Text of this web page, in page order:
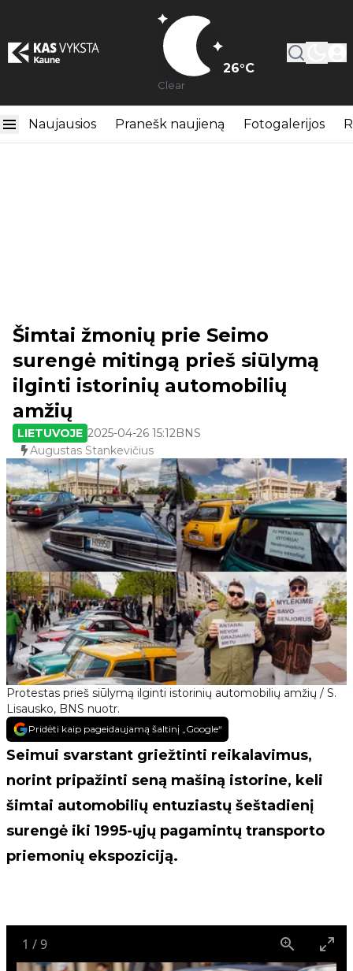
26°C
Clear
Naujausios Pranešk naujieną Fotogalerijos
Protestas prieš siūlymą ilginti istorinių automobilių amžių / S.
Lisausko, BNS nuotr.
Šimtai žmonių prie Seimo
surengė mitingą prieš siūlymą
ilginti istorinių automobilių
amžių
LIETUVOJE 2025-04-26 15:12BNS
Augustas Stankevičius
Pridėti kaip pageidaujamą šaltinį „Google“
Seimui svarstant griežtinti reikalavimus,
norint pripažinti seną mašiną istorine, keli
šimtai automobilių entuziastų šeštadienį
surengė iki 1995-ųjų pagamintų transporto
priemonių ekspoziciją.
1 /9